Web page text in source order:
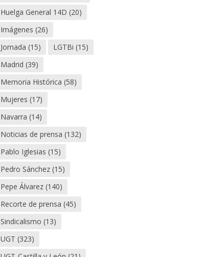
Huelga General 14D (20)
Imágenes (26)
Jornada (15) LGTBi (15)
Madrid (39)
Memoria Histórica (58)
Mujeres (17)
Navarra (14)
Noticias de prensa (132)
Pablo Iglesias (15)
Pedro Sánchez (15)
Pepe Álvarez (140)
Recorte de prensa (45)
Sindicalismo (13)
UGT (323)